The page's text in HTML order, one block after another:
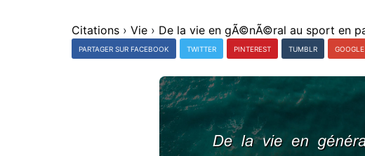
Citations › Vie ›
PARTAGER SUR FACEBOOK TWITTER PINTEREST TUMBLR GOOGLE